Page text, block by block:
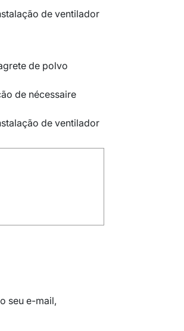
de ventilador
de polvo
de nécessaire
de ventilador
seu e-mail,